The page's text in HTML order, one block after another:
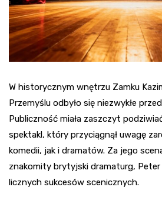
W historycznym wnętrzu Zamku
Przemyślu odbyło się niezwykłe
Publiczność miała zaszczyt
spektakl, który przyciągnął uwagę
komedii, jak i dramatów. Za jego
znakomity brytyjski dramaturg, Peter
licznych sukcesów scenicznych.